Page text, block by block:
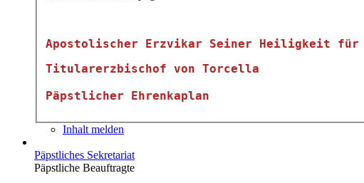
Apostolischer Erzvikar Seiner Heiligkeit für
Titularerzbischof von Torcella
Päpstlicher Ehrenkaplan
Inhalt melden
Päpstliches Sekretariat
Päpstliche Beauftragte